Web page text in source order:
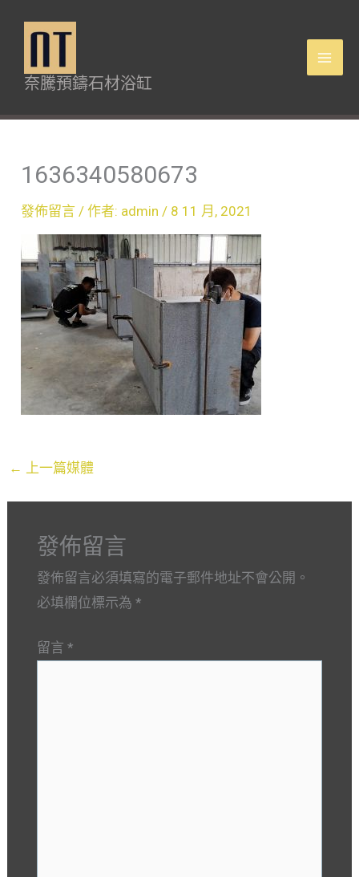
內
奈騰預鑄石材浴缸
1636340580673
發佈留言 / 作者: admin/ 8 11 月, 2021
← 上一篇媒體
發佈留言
發佈留言必須填寫的電子郵件地址不會公開。
必填欄位標示為 *
留言 *